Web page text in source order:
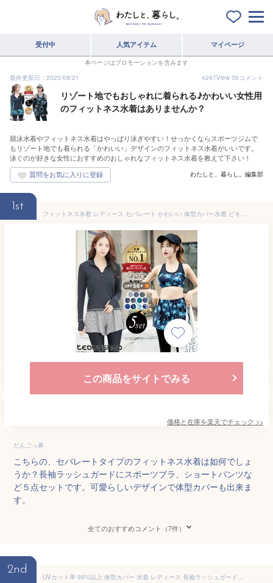
受付中 人気アイテム マイページ
本ページはプロモーションを含みます
最終更新日：2025/08/21
4297View 36コメント
リゾート地でもおしゃれに着られる♪かわいい女性用
のフィットネス水着はありませんか？
競泳水着やフィットネス水着はやっぱり泳ぎやすい！せっかくならスポーツジムで
もリゾート地でも着られる「かわいい」デザインのフィットネス水着がいいです。
泳ぐのが好きな女性におすすめのおしゃれなフィットネス水着を教えて下さい！
わたしと、暮らし。編集部
1st
フィットネス水着 レディース セパレート かわいい 体型カバー水着 ビキニ 大きいサイズ ぽっちゃり 長袖ラッシュガード ショートパンツ トレンカ 5点セット 20代 30代 40代 50代 60代 女性ミセス ママ水着露出控えめ 脚 お腹 お尻 太もも カバーアップ 即日発送
この商品をサイトでみる
価格と在庫を楽天でチェック >>
だんごっ鼻
こちらの、セパレートタイプのフィットネス水着は如何でしょ
うか？長袖ラッシュガードにスポーツブラ、ショートパンツな
ど５点セットです。可愛らしいデザインで体型カバーも出来ま
す。
全てのおすすめコメント（7件）
2nd
UVカット率 99%以上 体型カバー 水着 レディース 長袖ラッシュガードセット 5点上下セット UPF50+ フィットネス水着 セパレート かわいい 大きいサイズタンキニ ショートパンツ レギンス付き ママ水着 20代 30代 40代 50代 60代おしゃれ 露出控えめ 脚 太ももカバーアップ